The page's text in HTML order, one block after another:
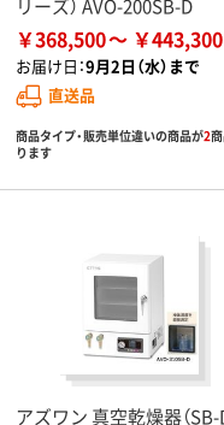
リーズ） AVO-200SB-D
￥368,500 ￥443,300
お届け日：9月2日（水）まで
直送品
商品タイプ・販売単位違いの商品が2
ります
アズワン 真空乾燥器（SB-